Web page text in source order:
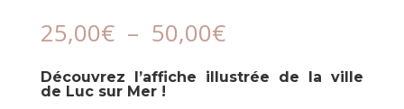
25,00€ – 50,00€Plage
de
prix :
Découvrez l’affiche illustrée de la ville
de Luc sur Mer !